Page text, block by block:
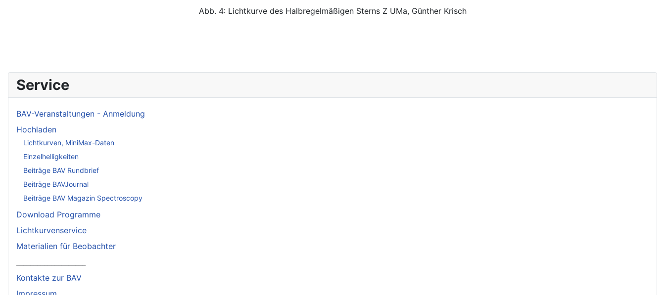
Abb. 4: Lichtkurve des Halbregelmäßigen Sterns Z UMa, Günther Krisch
Service
BAV-Veranstaltungen - Anmeldung
Hochladen
Lichtkurven, MiniMax-Daten
Einzelhelligkeiten
Beiträge BAV Rundbrief
Beiträge BAVJournal
Beiträge BAV Magazin Spectroscopy
Download Programme
Lichtkurvenservice
Materialien für Beobachter
Kontakte zur BAV